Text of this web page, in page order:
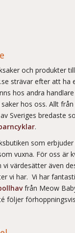
och produkter
strävar efter att ha
hos andra
hos oss. Allt
Sveriges bredaste
.
som
vuxna. För oss är
värdesätter även
vi har. Vi har
från Meow
följer